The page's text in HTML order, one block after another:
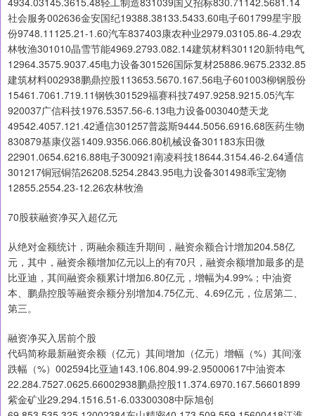
社会服务002636金安国纪19388.38133.5433.60电子601799星宇股
份9748.11125.21-1.60汽车837403康农种业2979.03105.86-4.29农
林牧渔301010晶雪节能4969.2793.082.14建筑材料301120新特电气
12964.3575.9037.45电力设备301526国际复材25886.9675.2332.85
建筑材料002938鹏鼎控股113653.5670.167.56电子601003柳钢股份
15461.7061.719.11钢铁301529福赛科技7497.9258.9215.05汽车
920037广信科技1976.5357.56-6.13电力设备003040楚天龙
49542.4057.121.42通信301257普蕊斯9444.5056.6916.68医药生物
830879基康仪器1409.9356.066.80机械设备301183东田微
22901.0654.6216.88电子300921南凌科技18644.3154.46-2.64通信
301217铜冠铜箔26208.5254.2843.95电力设备301498乖宝宠物
12855.2554.23-12.26农林牧渔
70股获融资净买入超亿元
从绝对金额统计，两融余额连升期间，融资余额合计增加204.58亿
元，其中，融资余额增加亿元以上的有70只，融资余额增加最多的是
比亚迪，其间融资余额累计增加6.80亿元，增幅为4.99%；中油资
本、鹏鼎控股等融资余额分别增加4.75亿元、4.69亿元，位居第二、
第三。
融资净买入居前个股
代码简称最新融资余额（亿元）其间增加（亿元）增幅（%）其间涨
跌幅（%）002594比亚迪143.106.804.99-2.95000617中油资本
22.284.7527.0625.66002938鹏鼎控股11.374.6970.167.56601899
紫金矿业29.294.1516.51-6.03300308中际旭创